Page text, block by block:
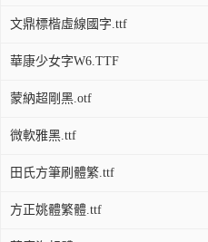
文鼎標楷虛線國字.ttf
華康少女字W6.TTF
蒙納超剛黑.otf
微軟雅黑.ttf
田氏方筆刷體繁.ttf
方正姚體繁體.ttf